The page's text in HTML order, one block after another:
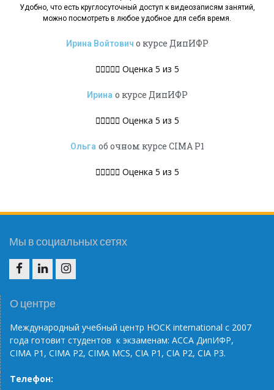
Удобно, что есть круглосуточный доступ к видеозаписям занятий,
можно посмотреть в любое удобное для себя время.
Ирина Войтович о курсе ДипИФР
 Оценка 5 из 5
Ирина о курсе ДипИФР
 Оценка 5 из 5
Ольга об очном курсе CIMA P1
 Оценка 5 из 5
Мы в социальных сетях
N
О центре
Международный учебный центр НОСK international с 2007
года готовит студентов к экзаменам: АССА ДипИФР,
CIMA P1, CIMA P2, CIMA MCS, СIA P1, CIA P2, CIA P3.
Телефон: